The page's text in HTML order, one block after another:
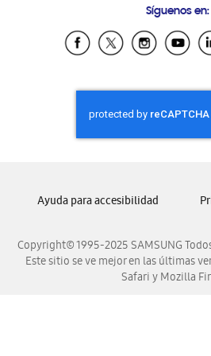
Samsung
Samsung El
Samsung
Samsung
Samsung
Samsung
Síguenos en:
Copyright© 1995-2025 SAMSUNG
Este sitio se ve mejor en las últimas
Safari y Mozilla
Ayuda para accesibilidad